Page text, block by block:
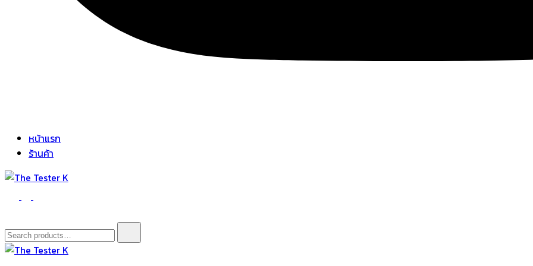
หน้าแรก
ร้านค้า
The Tester K
Korean cosmetics
Search
for: